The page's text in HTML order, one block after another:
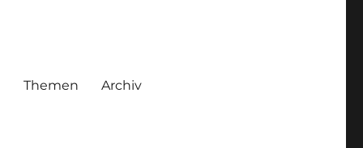
Themen Archiv